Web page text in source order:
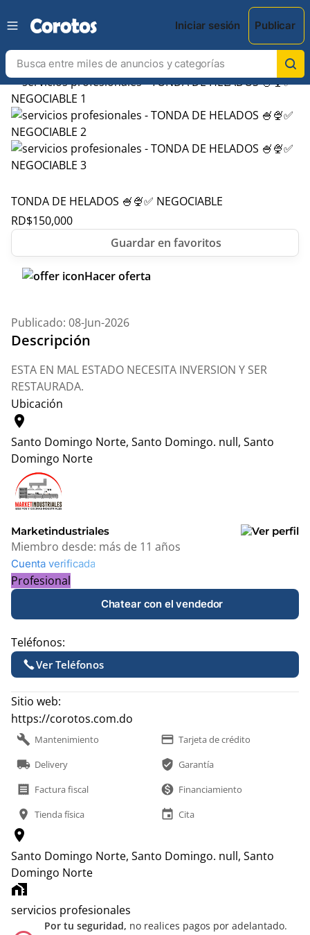
Iniciar sesión Publicar
TONDA DE HELADOS 🍧🍨✅ NEGOCIABLE
RD$150,000
Hacer oferta
Publicado: 08-Jun-2026
Descripción
ESTA EN MAL ESTADO NECESITA INVERSION Y SER
RESTAURADA.
Ubicación
location_on
Santo Domingo Norte, Santo Domingo. null, Santo
Domingo Norte
+
−
Marketindustriales
Miembro desde: más de 11 años
Cuenta verificada
Profesional
Chatear con el vendedor
Teléfonos:
Ver Teléfonos
Sitio web:
https://corotos.com.do
build Mantenimiento payment Tarjeta de crédito
local_shipping Delivery verified_user Garantía
receipt Factura fiscal monetization_on Financiamiento
location_on Tienda física event Cita
location_on
Santo Domingo Norte, Santo Domingo. null, Santo
Domingo Norte
home_work
servicios profesionales
Por tu seguridad, no realices pagos por adelantado.